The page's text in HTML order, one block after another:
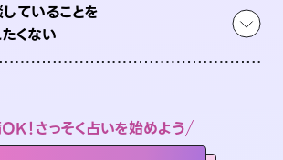
ていることを
くない
！さっそく占いを始めよう